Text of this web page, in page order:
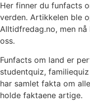
Her finner du funfacts
verden. Artikkelen ble
Alltidfredag.no, men
oss.
Funfacts om land er
studentquiz,
har samlet fakta om
holde faktaene artige.